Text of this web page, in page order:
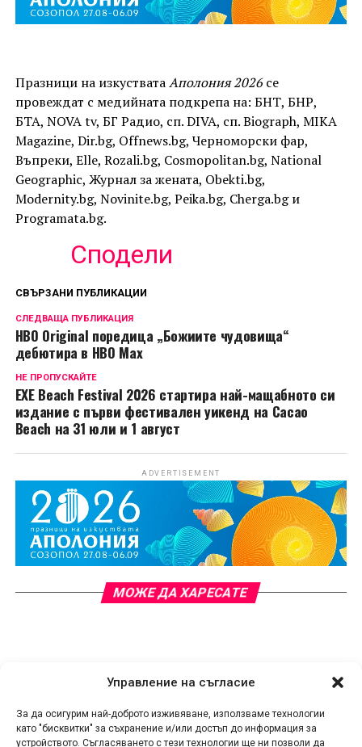
Управление на съгласие
За да осигурим най-доброто изживяване, използваме технологии
като "бисквитки" за съхранение и/или достъп до информация за
устройството. Съгласяването с тези технологии ще ни позволи да
Празници на изкустватаАполония 2026се
провеждат с медийната подкрепа на: БНТ, БНР,
БТА, NOVA tv, БГ Радио, сп. DIVA, сп. Biograph, MIKA
Magazine, Dir.bg, Offnews.bg, Черноморски фар,
Въпреки, Elle, Rozali.bg, Cosmopolitan.bg, National
Geographic, Журнал за жената, Obekti.bg,
Modernity.bg, Novinite.bg, Peika.bg, Cherga.bg и
Programata.bg.
Сподели
СВЪРЗАНИ ПУБЛИКАЦИИ
СЛЕДВАЩА ПУБЛИКАЦИЯ
HBO Original поредица „Божиите чудовища“
дебютира в HBO Max
НЕ ПРОПУСКАЙТЕ
EXE Beach Festival 2026 стартира най-мащабното си
издание с първи фестивален уикенд на Cacao
Beach на 31 юли и 1 август
ADVERTISEMENT
МОЖЕ ДА ХАРЕСАТЕ